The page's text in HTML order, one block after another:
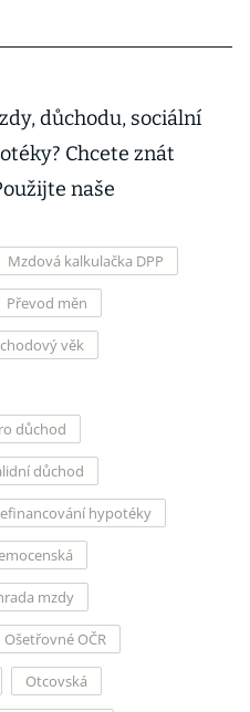
důchodu, sociální
Chcete znát
naše
Mzdová kalkulačka DPP
Převod měn
věk
důchod
důchod
hypotéky
mzdy
Ošetřovné OČR
Otcovská